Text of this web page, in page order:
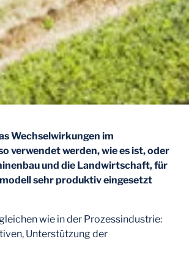
Wechselwirkungen im
verwendet werden,wieesist,oder
und die Landwirtschaft, für
sehr produktiv eingesetzt
wie in der Prozessindustrie:
Unterstützung der